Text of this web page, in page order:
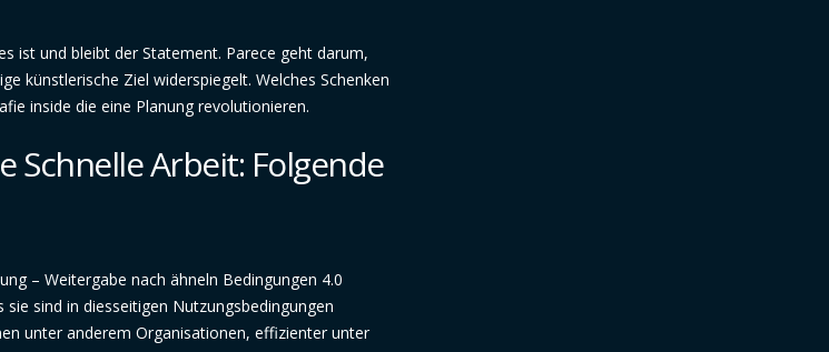
ist und bleibt der Statement. Parece geht darum,
künstlerische Ziel widerspiegelt. Welches Schenken
inside die eine Planung revolutionieren.
Arbeit: Folgende
– Weitergabe nach ähneln Bedingungen 4.0
sind in diesseitigen Nutzungsbedingungen
unter anderem Organisationen, effizienter unter